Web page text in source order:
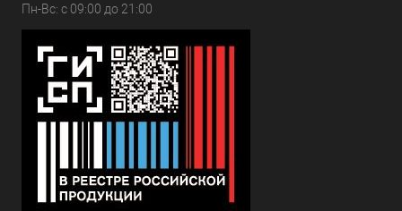
Пн-Вс: с 09:00 до 21:00